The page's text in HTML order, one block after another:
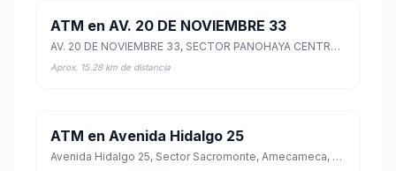
ATM en AV. 20 DE NOVIEMBRE 33
AV. 20 DE NOVIEMBRE 33, SECTOR PANOHAYA CENTRO, Amecameca, México
Aprox. 15.28 km de distancia
ATM en Avenida Hidalgo 25
Avenida Hidalgo 25, Sector Sacromonte, Amecameca, México